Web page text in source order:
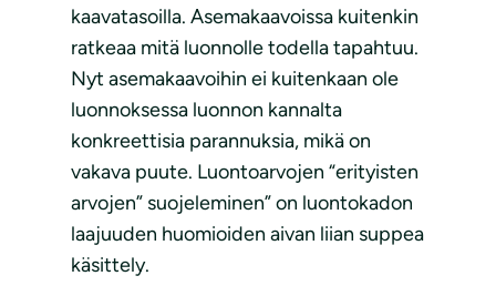
kaavatasoilla. Asemakaavoissa kuitenkin
ratkeaa mitä luonnolle todella tapahtuu.
Nyt asemakaavoihin ei kuitenkaan ole
luonnoksessa luonnon kannalta
konkreettisia parannuksia, mikä on
vakava puute. Luontoarvojen “erityisten
arvojen” suojeleminen” on luontokadon
laajuuden huomioiden aivan liian suppea
käsittely.